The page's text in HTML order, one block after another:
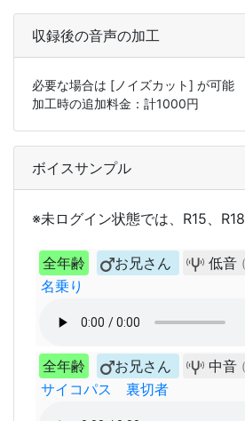
収録後の音声の加工
必要な場合は [ノイズカット] が可能
加工時の追加料金：計1000円
ボイスサンプル
※未ログイン状態では、R15、
全年齢 お兄さん 低音
名乗り
全年齢 お兄さん 中音
サイコパス 裏切者